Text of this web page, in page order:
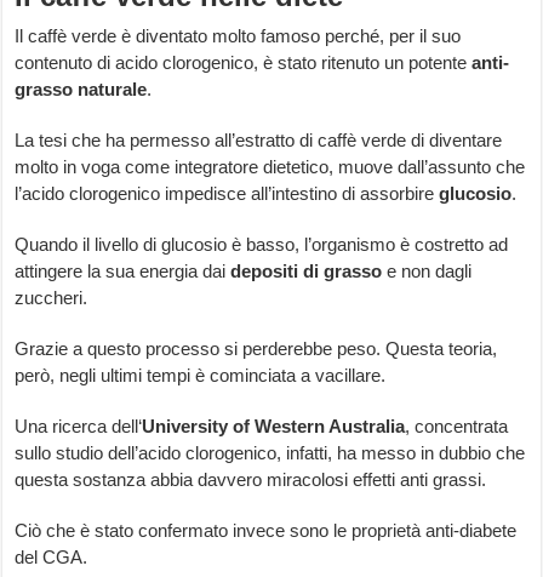
Il caffè verde è diventato molto famoso perché, per il suo
contenuto di acido clorogenico, è stato ritenuto un potenteanti-
grasso naturale.
La tesi che ha permesso all’estratto di caffè verde di diventare
molto in voga come integratore dietetico, muove dall’assunto che
l’acido clorogenico impedisce all’intestino di assorbireglucosio.
Quando il livello di glucosio è basso, l’organismo è costretto ad
attingere la sua energia daidepositi di grasso e non dagli
zuccheri.
Grazie a questo processo si perderebbe peso. Questa teoria,
però, negli ultimi tempi è cominciata a vacillare.
Una ricerca dell‘University of Western Australia, concentrata
sullo studio dell’acido clorogenico, infatti, ha messo in dubbio che
questa sostanza abbia davvero miracolosi effetti anti grassi.
Ciò che è stato confermato invece sono le proprietà anti-diabete
del CGA.